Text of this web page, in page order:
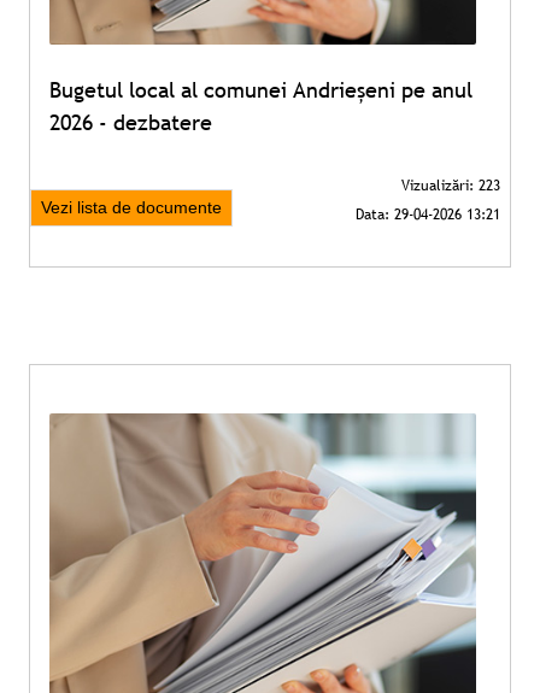
Bugetul local al comunei Andrieșeni pe anul
2026 - dezbatere
Vezi lista de documente